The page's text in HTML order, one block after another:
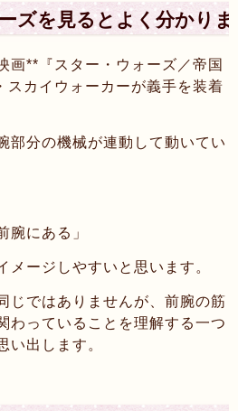
ズを見るとよく分かり
画**『スター・ウォーズ／帝国
スカイウォーカーが義手を装着
部分の機械が連動して動いてい
腕にある」
メージしやすいと思います。
じではありませんが、前腕の筋
わっていることを理解する一つ
い出します。